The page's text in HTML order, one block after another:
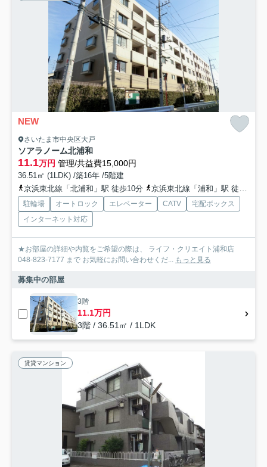
NEW
さいたま市中央区大戸
ソアラノーム北浦和
11.1万円 管理/共益費15,000円
36.51㎡ (1LDK) /築16年 /5階建
京浜東北線「北浦和」駅 徒歩10分
京浜東北線「浦和」駅 徒歩27分
駐輪場 オートロック エレベーター CATV
宅配ボックス
インターネット対応
★お部屋の詳細や内覧をご希望の際は、 ライフ・クリエイト浦和店
048-823-7177 まで お気軽にお問い合わせくだ... もっと見る
募集中の部屋
3階
11.1万円
3階 / 36.51㎡ / 1LDK
賃貸マンション